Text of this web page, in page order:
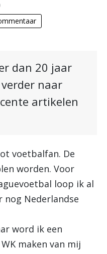
dan 20 jaar
naar
artikelen
voetbalfan. De
worden. Voor
loop ik al
nog Nederlandse
word ik een
maken van mij